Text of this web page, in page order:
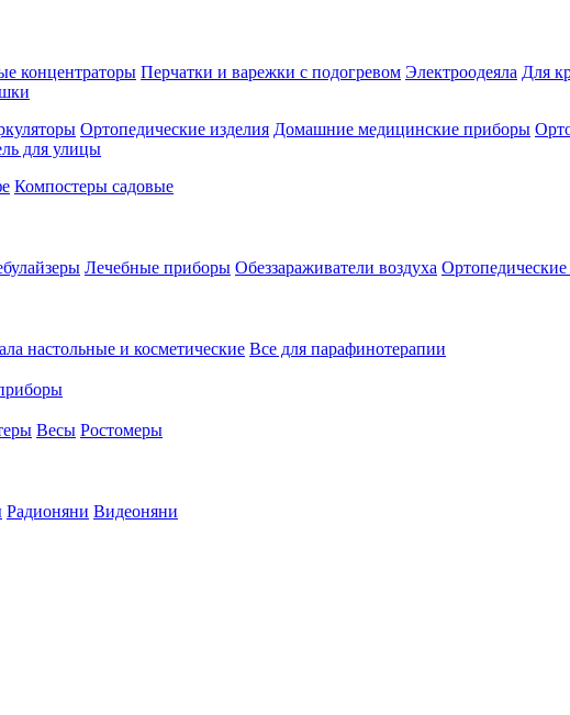
концентраторы Перчатки и варежки с подогревом Электроодеяла Для
Ортопедические изделия Домашние медицинские приборы
для улицы
Компостеры садовые
Лечебные приборы Обеззараживатели воздуха Ортопедические
настольные и косметические Все для парафинотерапии
Весы Ростомеры
Радионяни Видеоняни